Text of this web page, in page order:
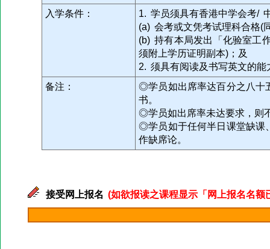
入学条件：
1. 学员须具有香港中学会考/
(a) 会考或文凭考试理科合格(
(b) 持有本局发出「化验室工
须附上学历证明副本)；及
2. 须具有阅读及书写英文的能
备注：
◎学员如出席率达百分之八十
书。
◎学员如出席率未达要求，则
◎学员如于任何半日课堂缺课
作缺席论。
接受网上报名 (如欲报读之课程显示「网上报名名